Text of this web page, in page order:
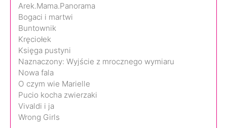
Arek.Mama.Panorama
Bogaci i martwi
Buntownik
Kręciołek
Księga pustyni
Naznaczony: Wyjście z mrocznego wymiaru
Nowa fala
O czym wie Marielle
Pucio kocha zwierzaki
Vivaldi i ja
Wrong Girls